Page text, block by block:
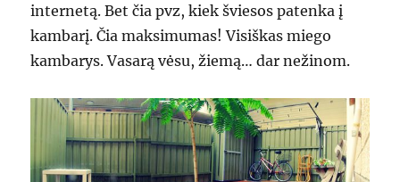
internetą. Bet čia pvz, kiek šviesos patenka į
kambarį. Čia maksimumas! Visiškas miego
kambarys. Vasarą vėsu, žiemą… dar nežinom.